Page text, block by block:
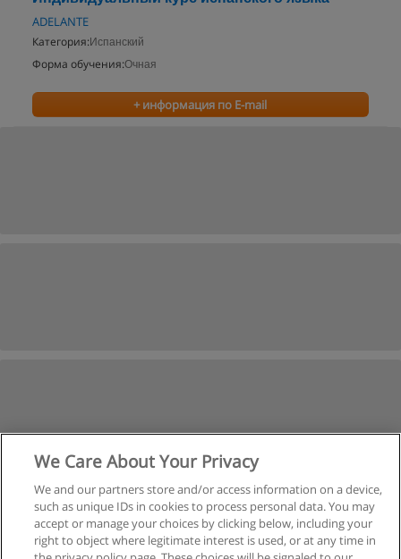
ADELANTE
Категория: Испанский
Форма обучения:Очная
+ информация по E-mail
Следующая
Страница1из3
We Care About Your Privacy
We and our partners store and/or access information on a device,
such as unique IDs in cookies to process personal data. You may
accept or manage your choices by clicking below, including your
right to object where legitimate interest is used, or at any time in